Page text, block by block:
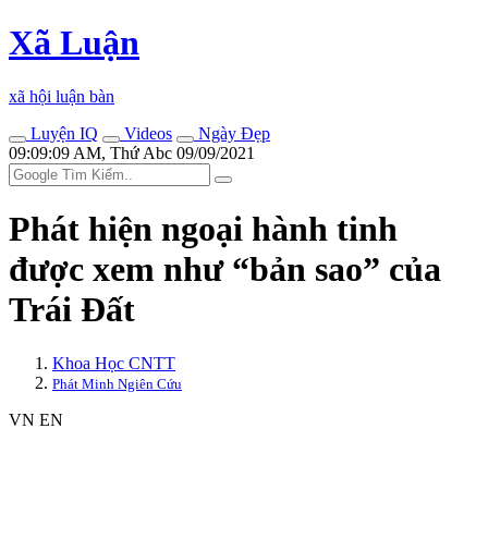
Xã Luận
xã hội luận bàn
Luyện IQ
Videos
Ngày Đẹp
09:09:09 AM, Thứ Abc 09/09/2021
Phát hiện ngoại hành tinh
được xem như “bản sao” của
Trái Đất
Khoa Học CNTT
Phát Minh Ngiên Cứu
VN EN